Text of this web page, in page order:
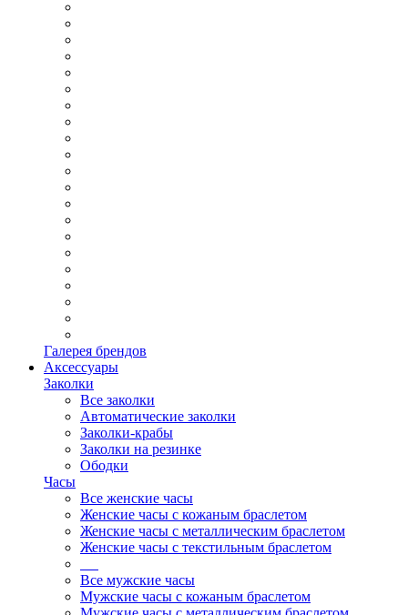
Галерея брендов
Аксессуары
Заколки
Все заколки
Автоматические заколки
Заколки-крабы
Заколки на резинке
Ободки
Часы
Все женские часы
Женские часы с кожаным браслетом
Женские часы с металлическим браслетом
Женские часы с текстильным браслетом
Все мужские часы
Мужские часы с кожаным браслетом